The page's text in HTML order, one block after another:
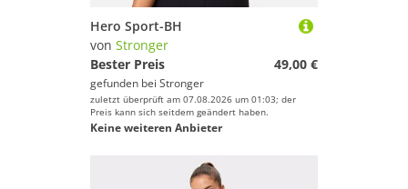
Hero Sport-BH
von Stronger
Bester Preis
49,00 €
gefunden bei Stronger
zuletzt überprüft am 07.08.2026 um 01:03; der
Preis kann sich seitdem geändert haben.
Keine weiteren Anbieter